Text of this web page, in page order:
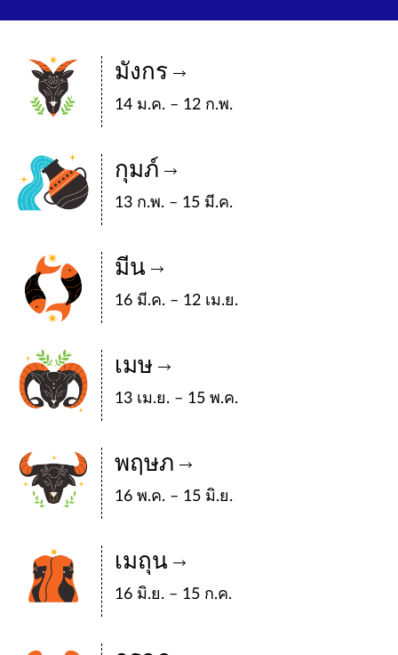
มังกร
14 ม.ค. – 12 ก.พ.
กุมภ์
13 ก.พ. – 15 มี.ค.
มีน
16 มี.ค. – 12 เม.ย.
เมษ
13 เม.ย. – 15 พ.ค.
พฤษภ
16 พ.ค. – 15 มิ.ย.
เมถุน
16 มิ.ย. – 15 ก.ค.